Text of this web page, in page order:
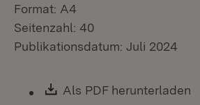
Format: A4
Seitenzahl: 40
Publikationsdatum: Juli 2024
Download:
Als PDF herunterladen